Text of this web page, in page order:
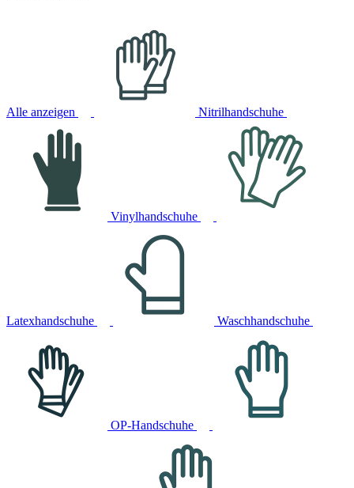
Alle anzeigen Nitrilhandschuhe
Vinylhandschuhe
Latexhandschuhe Waschhandschuhe
OP-Handschuhe